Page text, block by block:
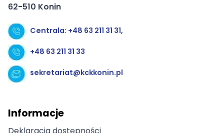
62-510 Konin
Centrala: +48 63 211 31 31,
+48 63 211 31 33
sekretariat@kckkonin.pl
Informacje